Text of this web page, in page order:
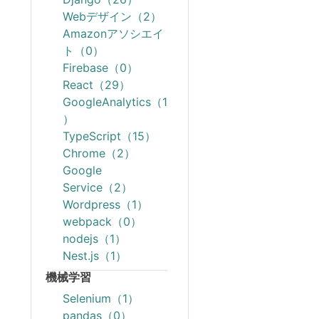
Webデザイン（2）
Amazonアソシエイ
ト（0）
Firebase（0）
React（29）
GoogleAnalytics（1
）
TypeScript（15）
Chrome（2）
Google
Service（2）
Wordpress（1）
webpack（0）
nodejs（1）
Nest.js（1）
機械学習
Selenium（1）
pandas（0）